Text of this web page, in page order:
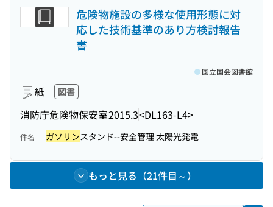
危険物施設の多様な使用形態に対
応した技術基準のあり方検討報告
書
紙 図書
消防庁危険物保安室2015.3<DL163-L4>
国立国会図書館
件名 ガソリンスタンド--安全管理 太陽光発電
もっと見る（21件目～）